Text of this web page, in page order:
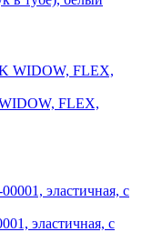
FLEX,
эластичная, с